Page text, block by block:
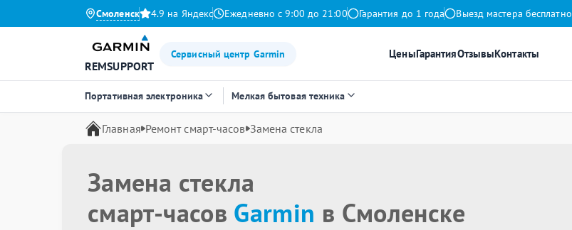
Смоленск 4.9 на Яндекс Ежедневно с 9:00 до 21:00 Гарантия до 1 года Выезд мастера бесплатно
REMSUPPORT
Сервисный центр Garmin ЦеныГарантияОтзывыКонтакты
Портативная электроника Мелкая бытовая техника
Главная Ремонт смарт-часов Замена стекла
Замена стекла
смарт-часов Garmin в Смоленске